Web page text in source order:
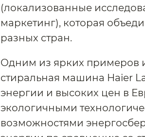
(локализованные
маркетинг), которая
разных стран.
Одним из ярких примеров
стиральная машина Haier
энергии и высоких цен в
экологичными
возможностями